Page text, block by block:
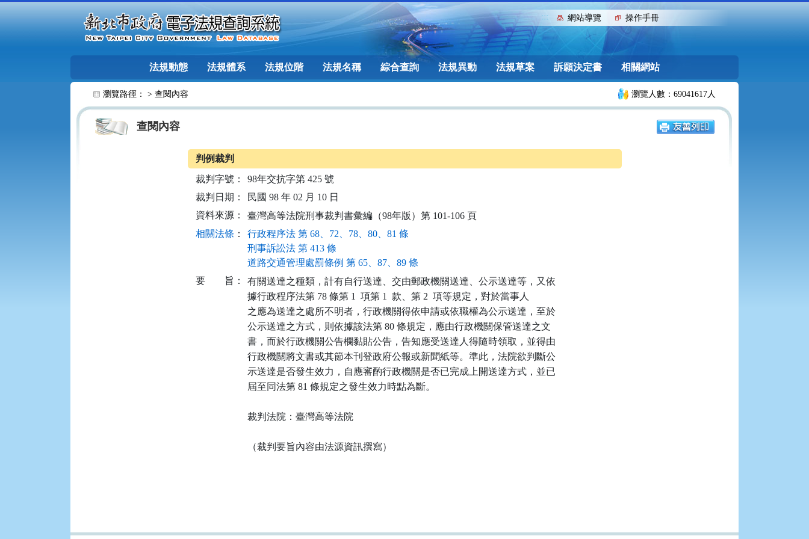
::: 網站導覽 操作手冊
法規動態 法規體系 法規位階 法規名稱 綜合查詢 法規異動 法規草案 訴願決定書 相關網站
瀏覽路徑： > 查閱內容 瀏覽人數：69041617人
查閱內容
判例裁判
裁判字號：
98年交抗字第 425 號
裁判日期：
民國 98 年 02 月 10 日
資料來源：
臺灣高等法院刑事裁判書彙編（98年版）第 101-106 頁
相關法條 ：
行政程序法 第 68、72、78、80、81 條
刑事訴訟法 第 413 條
道路交通管理處罰條例 第 65、87、89 條
要
旨：
有關送達之種類，計有自行送達、交由郵政機關送達、公示送達等，又依
據行政程序法第 78 條第 1  項第 1  款、第 2  項等規定，對於當事人
之應為送達之處所不明者，行政機關得依申請或依職權為公示送達，至於
公示送達之方式，則依據該法第 80 條規定，應由行政機關保管送達之文
書，而於行政機關公告欄黏貼公告，告知應受送達人得隨時領取，並得由
行政機關將文書或其節本刊登政府公報或新聞紙等。準此，法院欲判斷公
示送達是否發生效力，自應審酌行政機關是否已完成上開送達方式，並已
屆至同法第 81 條規定之發生效力時點為斷。
裁判法院：臺灣高等法院
（裁判要旨內容由法源資訊撰寫）